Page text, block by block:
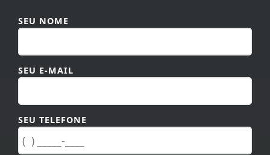
SEU NOME
SEU E-MAIL
SEU TELEFONE